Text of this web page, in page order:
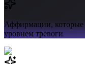
Аффирмации,
уровнем тревоги